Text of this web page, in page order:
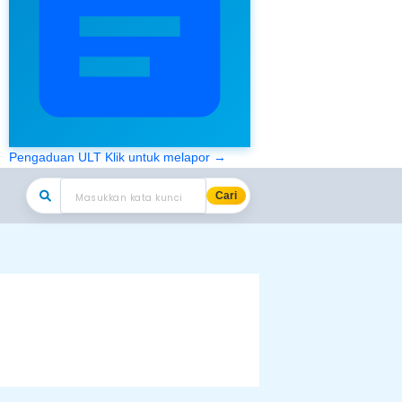
Pengaduan ULT Klik untuk melapor →
Cari